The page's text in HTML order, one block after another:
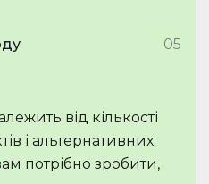
05
від кількості
і альтернативних
потрібно зробити,